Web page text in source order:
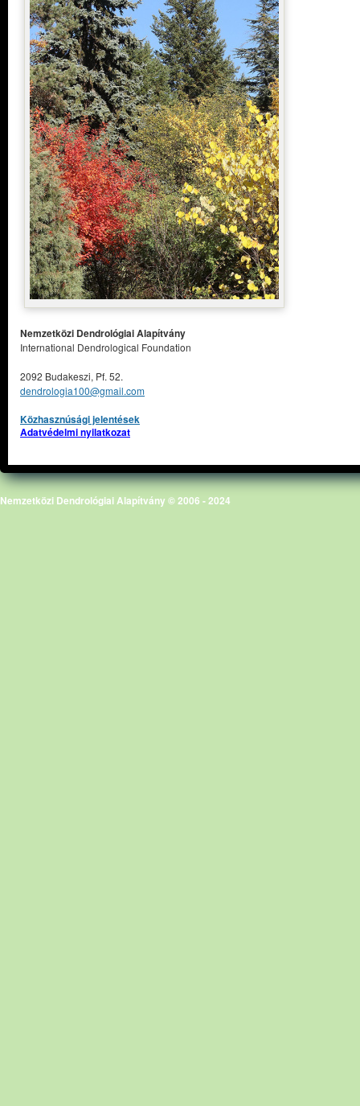
Nemzetközi Dendrológiai Alapítvány
International Dendrological Foundation
2092 Budakeszi, Pf. 52.
dendrologia100@gmail.com
Közhasznúsági jelentések
Adatvédelmi nyilatkozat
Nemzetközi Dendrológiai Alapítvány © 2006 - 2024